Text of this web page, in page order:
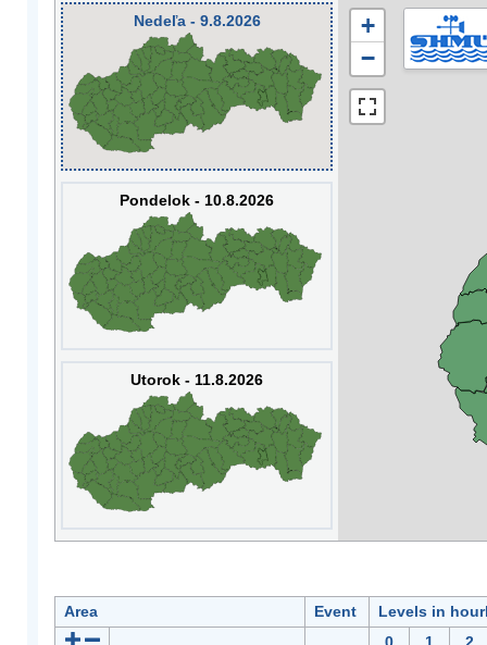
Nedeľa - 9.8.2026
Pondelok - 10.8.2026
Utorok - 11.8.2026
+
−
Area Event
Levels in